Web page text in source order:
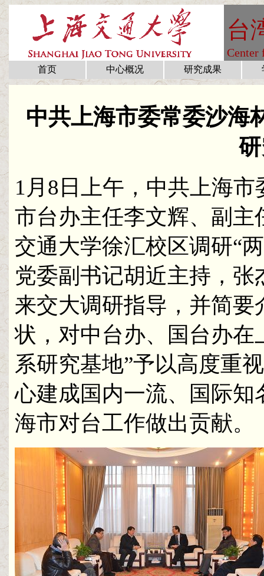
台
Center
首页 中心概况 研究成果
中共上海市委常委沙海
1月 8 日上午，中共上海
市台办主任李文辉、副
交通大学徐汇校区调研“
党委副书记胡近主持，
来交大调研指导，并简
状，对中台办、国台办在
系研究基地”予以高度重
心建成国内一流、国际
海市对台工作做出贡献。